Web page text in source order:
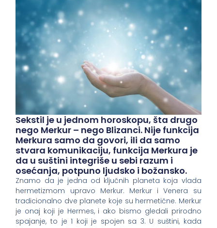
Sekstil je u jednom horoskopu, šta drugo
nego Merkur – nego Blizanci. Nije funkcija
Merkura samo da govori, ili da samo
stvara komunikaciju, funkcija Merkura je
da u suštini integriše u sebi razum i
osećanja, potpuno ljudsko i božansko.
Znamo da je jedna od ključnih planeta koja vlada
hermetizmom upravo Merkur. Merkur i Venera su
tradicionalno dve planete koje su hermetične. Merkur
je onaj koji je Hermes, i ako bismo gledali prirodno
spajanje, to je 1 koji je spojen sa 3. U suštini, kada